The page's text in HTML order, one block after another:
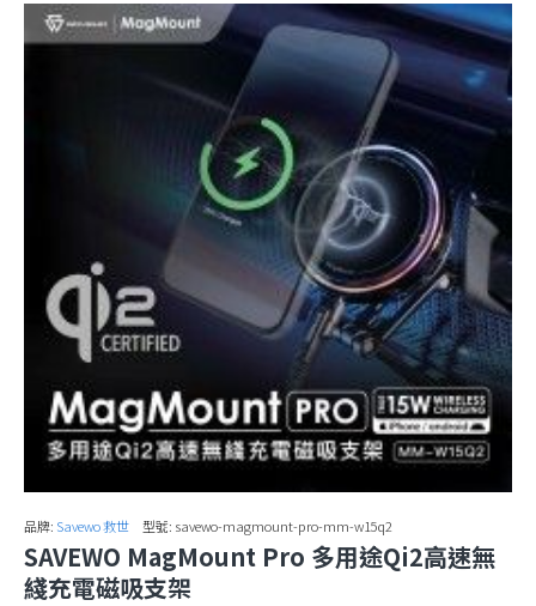
品牌: Savewo 救世 型號: savewo-magmount-pro-mm-w15q2
SAVEWO MagMount Pro 多用途Qi2高速無
綫充電磁吸支架